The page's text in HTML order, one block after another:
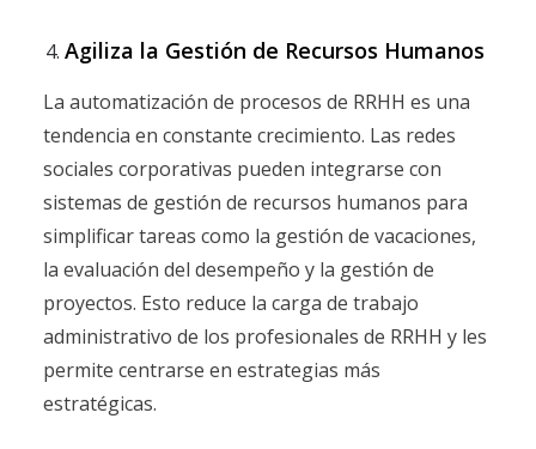
Agiliza la Gestión de Recursos Humanos
La automatización de procesos de RRHH es una
tendencia en constante crecimiento. Las redes
sociales corporativas pueden integrarse con
sistemas de gestión de recursos humanos para
simplificar tareas como la gestión de vacaciones,
la evaluación del desempeño y la gestión de
proyectos. Esto reduce la carga de trabajo
administrativo de los profesionales de RRHH y les
permite centrarse en estrategias más
estratégicas.